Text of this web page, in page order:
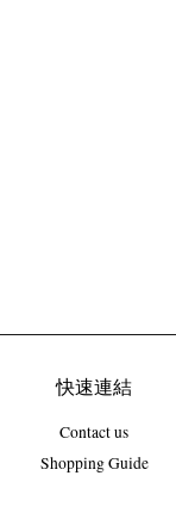
快速連結
Contact us
Shopping Guide